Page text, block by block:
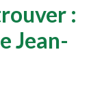
:
Jean-